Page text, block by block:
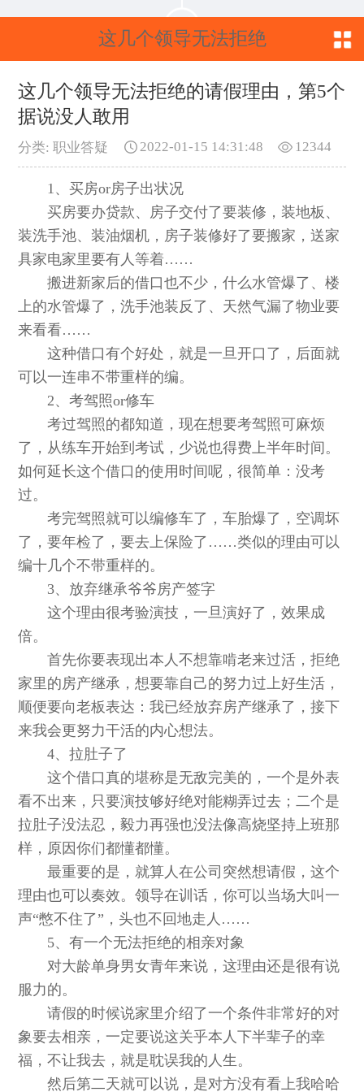
这几个领导无法拒绝
的请假理由，第5个据
这几个领导无法拒绝的请假理由，第5个
据说没人敢用
分类: 职业答疑 12344
2022-01-15 14:31:48
1、买房or房子出状况
买房要办贷款、房子交付了要装修，装地板、
装洗手池、装油烟机，房子装修好了要搬家，送家
具家电家里要有人等着……
搬进新家后的借口也不少，什么水管爆了、楼
上的水管爆了，洗手池装反了、天然气漏了物业要
来看看……
这种借口有个好处，就是一旦开口了，后面就
可以一连串不带重样的编。
2、考驾照or修车
考过驾照的都知道，现在想要考驾照可麻烦
了，从练车开始到考试，少说也得费上半年时间。
如何延长这个借口的使用时间呢，很简单：没考
过。
考完驾照就可以编修车了，车胎爆了，空调坏
了，要年检了，要去上保险了……类似的理由可以
编十几个不带重样的。
3、放弃继承爷爷房产签字
这个理由很考验演技，一旦演好了，效果成
倍。
首先你要表现出本人不想靠啃老来过活，拒绝
家里的房产继承，想要靠自己的努力过上好生活，
顺便要向老板表达：我已经放弃房产继承了，接下
来我会更努力干活的内心想法。
4、拉肚子了
这个借口真的堪称是无敌完美的，一个是外表
看不出来，只要演技够好绝对能糊弄过去；二个是
拉肚子没法忍，毅力再强也没法像高烧坚持上班那
样，原因你们都懂都懂。
最重要的是，就算人在公司突然想请假，这个
理由也可以奏效。领导在训话，你可以当场大叫一
声“憋不住了”，头也不回地走人……
5、有一个无法拒绝的相亲对象
对大龄单身男女青年来说，这理由还是很有说
服力的。
请假的时候说家里介绍了一个条件非常好的对
象要去相亲，一定要说这关乎本人下半辈子的幸
福，不让我去，就是耽误我的人生。
然后第二天就可以说，是对方没有看上我哈哈